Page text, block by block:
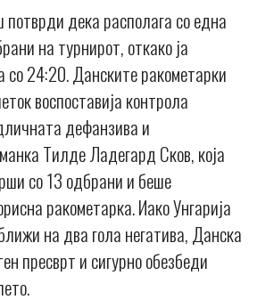
дека располага со една
на турнирот, откако ја
со 24:20. Данските ракометарки
воспоставија контрола
дефанзива и
Тилде Ладегард Сков, која
со 13 одбрани и беше
ракометарка. Иако Унгарија
на два гола негатива, Данска
пресврт и сигурно обезбеди